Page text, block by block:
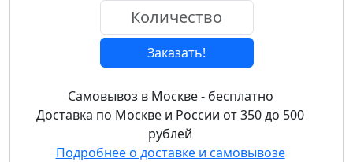
Заказать!
Самовывоз в Москве - бесплатно
Доставка по Москве и России от 350 до 500
рублей
Подробнее о доставке и самовывозе